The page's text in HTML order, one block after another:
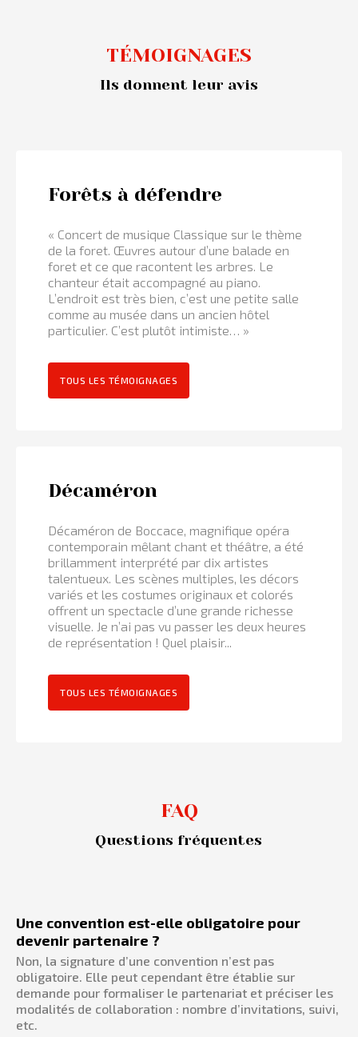
TÉMOIGNAGES
Ils donnent leur avis
Forêts à défendre
« Concert de musique Classique sur le thème
de la foret. Œuvres autour d’une balade en
foret et ce que racontent les arbres. Le
chanteur était accompagné au piano.
L’endroit est très bien, c’est une petite salle
comme au musée dans un ancien hôtel
particulier. C’est plutôt intimiste… »
TOUS LES TÉMOIGNAGES
Décaméron
Décaméron de Boccace, magnifique opéra
contemporain mêlant chant et théâtre, a été
brillamment interprété par dix artistes
talentueux. Les scènes multiples, les décors
variés et les costumes originaux et colorés
offrent un spectacle d’une grande richesse
visuelle. Je n’ai pas vu passer les deux heures
de représentation ! Quel plaisir...
TOUS LES TÉMOIGNAGES
FAQ
Questions fréquentes
Une convention est-elle obligatoire pour
devenir partenaire ?
Non, la signature d’une convention n’est pas
obligatoire. Elle peut cependant être établie sur
demande pour formaliser le partenariat et préciser les
modalités de collaboration : nombre d’invitations, suivi,
etc.